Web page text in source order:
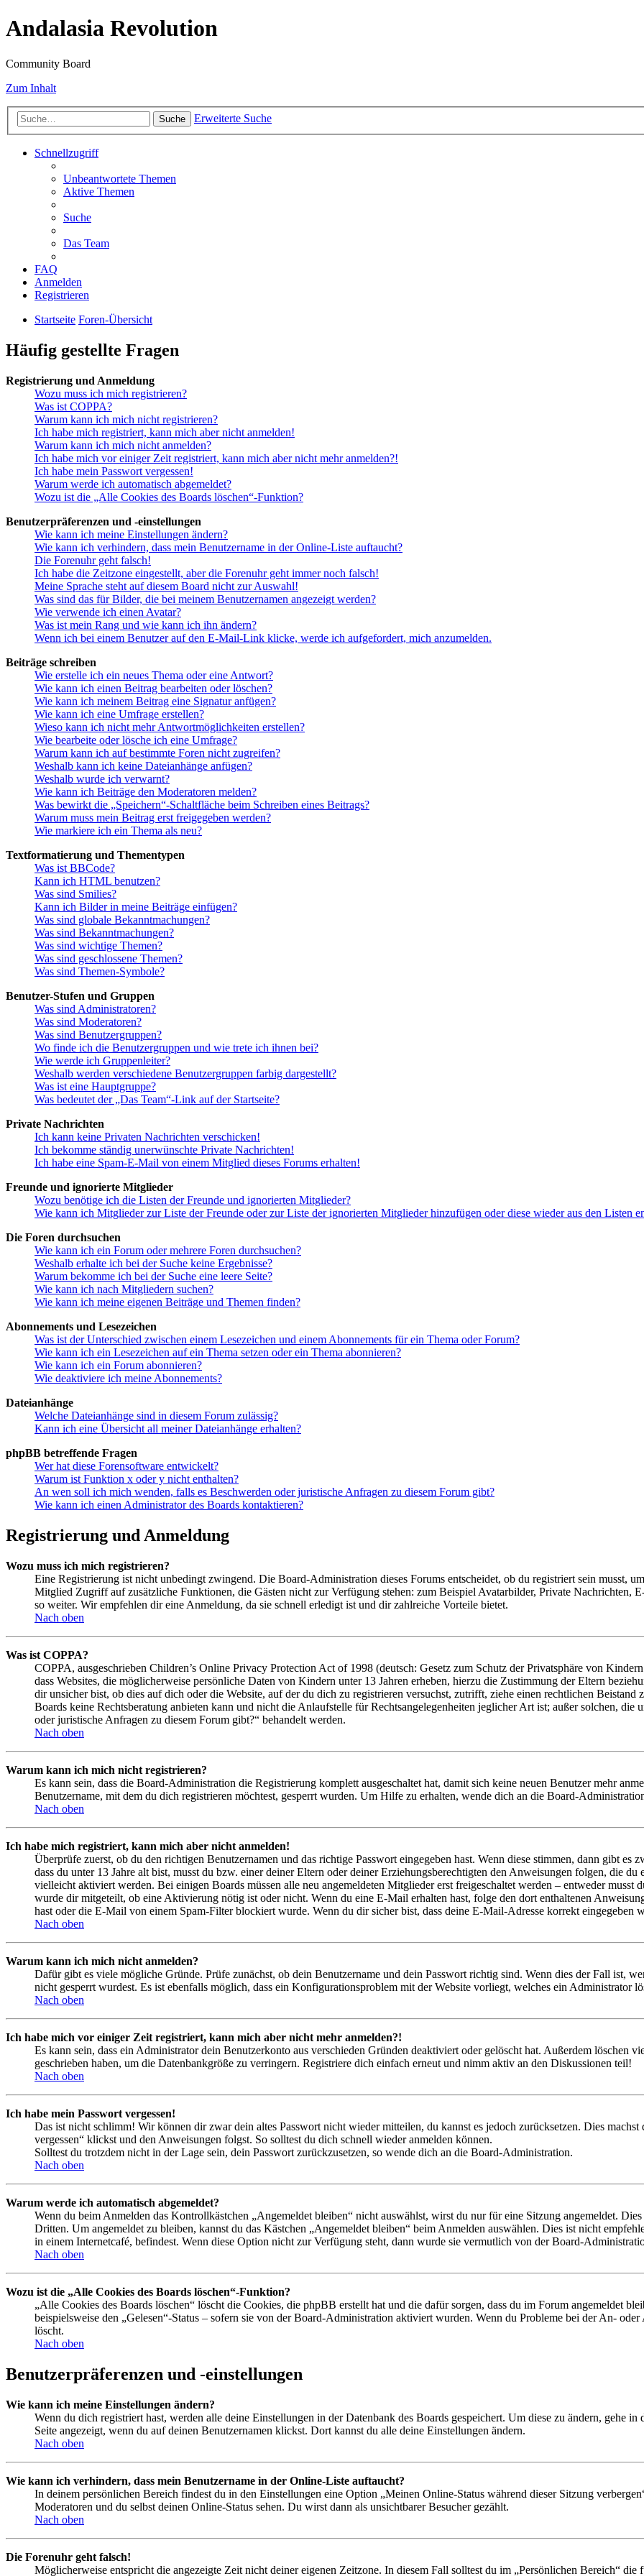
Andalasia Revolution
Community Board
Zum Inhalt
Suche Erweiterte Suche
Schnellzugriff
Unbeantwortete Themen
Aktive Themen
Suche
Das Team
FAQ
Anmelden
Registrieren
Startseite Foren-Übersicht
Häufig gestellte Fragen
Registrierung und Anmeldung
Wozu muss ich mich registrieren?
Was ist COPPA?
Warum kann ich mich nicht registrieren?
Ich habe mich registriert, kann mich aber nicht anmelden!
Warum kann ich mich nicht anmelden?
Ich habe mich vor einiger Zeit registriert, kann mich aber nicht mehr anmelden?!
Ich habe mein Passwort vergessen!
Warum werde ich automatisch abgemeldet?
Wozu ist die „Alle Cookies des Boards löschen“-Funktion?
Benutzerpräferenzen und -einstellungen
Wie kann ich meine Einstellungen ändern?
Wie kann ich verhindern, dass mein Benutzername in der Online-Liste auftaucht?
Die Forenuhr geht falsch!
Ich habe die Zeitzone eingestellt, aber die Forenuhr geht immer noch falsch!
Meine Sprache steht auf diesem Board nicht zur Auswahl!
Was sind das für Bilder, die bei meinem Benutzernamen angezeigt werden?
Wie verwende ich einen Avatar?
Was ist mein Rang und wie kann ich ihn ändern?
Wenn ich bei einem Benutzer auf den E-Mail-Link klicke, werde ich aufgefordert, mich anzumelden.
Beiträge schreiben
Wie erstelle ich ein neues Thema oder eine Antwort?
Wie kann ich einen Beitrag bearbeiten oder löschen?
Wie kann ich meinem Beitrag eine Signatur anfügen?
Wie kann ich eine Umfrage erstellen?
Wieso kann ich nicht mehr Antwortmöglichkeiten erstellen?
Wie bearbeite oder lösche ich eine Umfrage?
Warum kann ich auf bestimmte Foren nicht zugreifen?
Weshalb kann ich keine Dateianhänge anfügen?
Weshalb wurde ich verwarnt?
Wie kann ich Beiträge den Moderatoren melden?
Was bewirkt die „Speichern“-Schaltfläche beim Schreiben eines Beitrags?
Warum muss mein Beitrag erst freigegeben werden?
Wie markiere ich ein Thema als neu?
Textformatierung und Thementypen
Was ist BBCode?
Kann ich HTML benutzen?
Was sind Smilies?
Kann ich Bilder in meine Beiträge einfügen?
Was sind globale Bekanntmachungen?
Was sind Bekanntmachungen?
Was sind wichtige Themen?
Was sind geschlossene Themen?
Was sind Themen-Symbole?
Benutzer-Stufen und Gruppen
Was sind Administratoren?
Was sind Moderatoren?
Was sind Benutzergruppen?
Wo finde ich die Benutzergruppen und wie trete ich ihnen bei?
Wie werde ich Gruppenleiter?
Weshalb werden verschiedene Benutzergruppen farbig dargestellt?
Was ist eine Hauptgruppe?
Was bedeutet der „Das Team“-Link auf der Startseite?
Private Nachrichten
Ich kann keine Privaten Nachrichten verschicken!
Ich bekomme ständig unerwünschte Private Nachrichten!
Ich habe eine Spam-E-Mail von einem Mitglied dieses Forums erhalten!
Freunde und ignorierte Mitglieder
Wozu benötige ich die Listen der Freunde und ignorierten Mitglieder?
Wie kann ich Mitglieder zur Liste der Freunde oder zur Liste der ignorierten Mitglieder hinzufügen oder diese wieder aus den Listen
Die Foren durchsuchen
Wie kann ich ein Forum oder mehrere Foren durchsuchen?
Weshalb erhalte ich bei der Suche keine Ergebnisse?
Warum bekomme ich bei der Suche eine leere Seite?
Wie kann ich nach Mitgliedern suchen?
Wie kann ich meine eigenen Beiträge und Themen finden?
Abonnements und Lesezeichen
Was ist der Unterschied zwischen einem Lesezeichen und einem Abonnements für ein Thema oder Forum?
Wie kann ich ein Lesezeichen auf ein Thema setzen oder ein Thema abonnieren?
Wie kann ich ein Forum abonnieren?
Wie deaktiviere ich meine Abonnements?
Dateianhänge
Welche Dateianhänge sind in diesem Forum zulässig?
Kann ich eine Übersicht all meiner Dateianhänge erhalten?
phpBB betreffende Fragen
Wer hat diese Forensoftware entwickelt?
Warum ist Funktion x oder y nicht enthalten?
An wen soll ich mich wenden, falls es Beschwerden oder juristische Anfragen zu diesem Forum gibt?
Wie kann ich einen Administrator des Boards kontaktieren?
Registrierung und Anmeldung
Wozu muss ich mich registrieren?
Eine Registrierung ist nicht unbedingt zwingend. Die Board-Administration dieses Forums entscheidet, ob du registriert sein musst,
Mitglied Zugriff auf zusätzliche Funktionen, die Gästen nicht zur Verfügung stehen: zum Beispiel Avatarbilder, Private Nachrichten,
so weiter. Wir empfehlen dir eine Anmeldung, da sie schnell erledigt ist und dir zahlreiche Vorteile bietet.
Nach oben
Was ist COPPA?
COPPA, ausgeschrieben Children’s Online Privacy Protection Act of 1998 (deutsch: Gesetz zum Schutz der Privatsphäre von
dass Websites, die möglicherweise persönliche Daten von Kindern unter 13 Jahren erheben, hierzu die Zustimmung der Eltern
dir unsicher bist, ob dies auf dich oder die Website, auf der du dich zu registrieren versuchst, zutrifft, ziehe einen rechtlichen
Boards keine Rechtsberatung anbieten kann und nicht die Anlaufstelle für Rechtsangelegenheiten jeglicher Art ist; außer solchen,
oder juristische Anfragen zu diesem Forum gibt?“ behandelt werden.
Nach oben
Warum kann ich mich nicht registrieren?
Es kann sein, dass die Board-Administration die Registrierung komplett ausgeschaltet hat, damit sich keine neuen Benutzer mehr
Benutzername, mit dem du dich registrieren möchtest, gesperrt wurden. Um Hilfe zu erhalten, wende dich an die Board-
Nach oben
Ich habe mich registriert, kann mich aber nicht anmelden!
Überprüfe zuerst, ob du den richtigen Benutzernamen und das richtige Passwort eingegeben hast. Wenn diese stimmen, dann gibt es
dass du unter 13 Jahre alt bist, musst du bzw. einer deiner Eltern oder deiner Erziehungsberechtigten den Anweisungen folgen, die
vielleicht aktiviert werden. Bei einigen Boards müssen alle neu angemeldeten Mitglieder erst freigeschaltet werden – entweder musst
wurde dir mitgeteilt, ob eine Aktivierung nötig ist oder nicht. Wenn du eine E-Mail erhalten hast, folge den dort enthaltenen
hast oder die E-Mail von einem Spam-Filter blockiert wurde. Wenn du dir sicher bist, dass deine E-Mail-Adresse korrekt eingegeben
Nach oben
Warum kann ich mich nicht anmelden?
Dafür gibt es viele mögliche Gründe. Prüfe zunächst, ob dein Benutzername und dein Passwort richtig sind. Wenn dies der Fall ist,
nicht gesperrt wurdest. Es ist ebenfalls möglich, dass ein Konfigurationsproblem mit der Website vorliegt, welches ein Administrator
Nach oben
Ich habe mich vor einiger Zeit registriert, kann mich aber nicht mehr anmelden?!
Es kann sein, dass ein Administrator dein Benutzerkonto aus verschieden Gründen deaktiviert oder gelöscht hat. Außerdem löschen
geschrieben haben, um die Datenbankgröße zu verringern. Registriere dich einfach erneut und nimm aktiv an den Diskussionen teil!
Nach oben
Ich habe mein Passwort vergessen!
Das ist nicht schlimm! Wir können dir zwar dein altes Passwort nicht wieder mitteilen, du kannst es jedoch zurücksetzen. Dies
vergessen“ klickst und den Anweisungen folgst. So solltest du dich schnell wieder anmelden können.
Solltest du trotzdem nicht in der Lage sein, dein Passwort zurückzusetzen, so wende dich an die Board-Administration.
Nach oben
Warum werde ich automatisch abgemeldet?
Wenn du beim Anmelden das Kontrollkästchen „Angemeldet bleiben“ nicht auswählst, wirst du nur für eine Sitzung angemeldet.
Dritten. Um angemeldet zu bleiben, kannst du das Kästchen „Angemeldet bleiben“ beim Anmelden auswählen. Dies ist nicht
in einem Internetcafé, befindest. Wenn diese Option nicht zur Verfügung steht, dann wurde sie vermutlich von der Board-
Nach oben
Wozu ist die „Alle Cookies des Boards löschen“-Funktion?
„Alle Cookies des Boards löschen“ löscht die Cookies, die phpBB erstellt hat und die dafür sorgen, dass du im Forum angemeldet
beispielsweise den „Gelesen“-Status – sofern sie von der Board-Administration aktiviert wurden. Wenn du Probleme bei der An-
löscht.
Nach oben
Benutzerpräferenzen und -einstellungen
Wie kann ich meine Einstellungen ändern?
Wenn du dich registriert hast, werden alle deine Einstellungen in der Datenbank des Boards gespeichert. Um diese zu ändern, gehe
Seite angezeigt, wenn du auf deinen Benutzernamen klickst. Dort kannst du alle deine Einstellungen ändern.
Nach oben
Wie kann ich verhindern, dass mein Benutzername in der Online-Liste auftaucht?
In deinem persönlichen Bereich findest du in den Einstellungen eine Option „Meinen Online-Status während dieser Sitzung
Moderatoren und du selbst deinen Online-Status sehen. Du wirst dann als unsichtbarer Besucher gezählt.
Nach oben
Die Forenuhr geht falsch!
Möglicherweise entspricht die angezeigte Zeit nicht deiner eigenen Zeitzone. In diesem Fall solltest du im „Persönlichen Bereich“